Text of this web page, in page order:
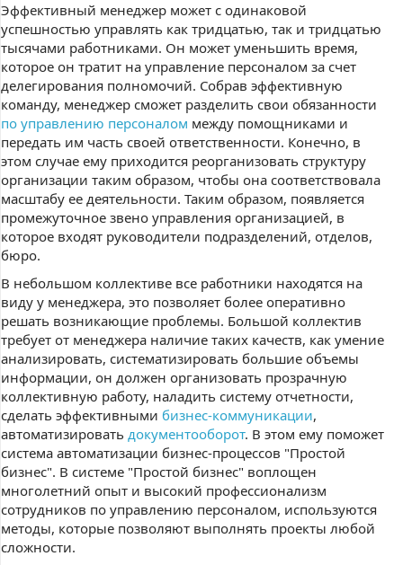
Эффективный менеджер может с одинаковой
успешностью управлять как тридцатью, так и тридцатью
тысячами работниками. Он может уменьшить время,
которое он тратит на управление персоналом за счет
делегирования полномочий. Собрав эффективную
команду, менеджер сможет разделить свои обязанности
по управлению персоналом между помощниками и
передать им часть своей ответственности. Конечно, в
этом случае ему приходится реорганизовать структуру
организации таким образом, чтобы она соответствовала
масштабу ее деятельности. Таким образом, появляется
промежуточное звено управления организацией, в
которое входят руководители подразделений, отделов,
бюро.
В небольшом коллективе все работники находятся на
виду у менеджера, это позволяет более оперативно
решать возникающие проблемы. Большой коллектив
требует от менеджера наличие таких качеств, как умение
анализировать, систематизировать большие объемы
информации, он должен организовать прозрачную
коллективную работу, наладить систему отчетности,
сделать эффективными бизнес-коммуникации,
автоматизировать документооборот. В этом ему поможет
система автоматизации бизнес-процессов "Простой
бизнес". В системе "Простой бизнес" воплощен
многолетний опыт и высокий профессионализм
сотрудников по управлению персоналом, используются
методы, которые позволяют выполнять проекты любой
сложности.